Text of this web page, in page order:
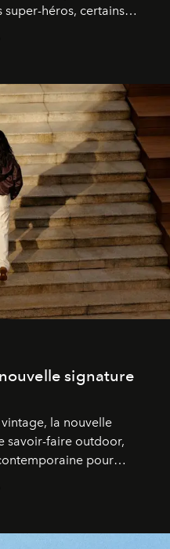
super-héros, certains
une ferveur intacte.
signature
la nouvelle
savoir-faire outdoor,
pour
du quotidien.